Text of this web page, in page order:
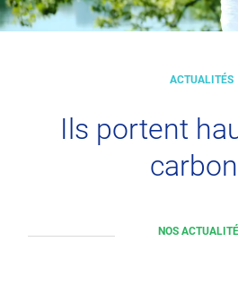
Actualités
Carrières
ACTUALITÉS
Ils portent
NOS